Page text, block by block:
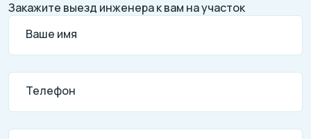
Закажите выезд инженера к вам на участок
Ваше имя
Телефон